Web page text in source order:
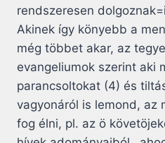
rendszeresen
Akinek így könyebb a
még többet akar, az
evangeliumok szerint aki
parancsoltokat (4) és
vagyonáról is lemond, az
fog élni, pl. az ö